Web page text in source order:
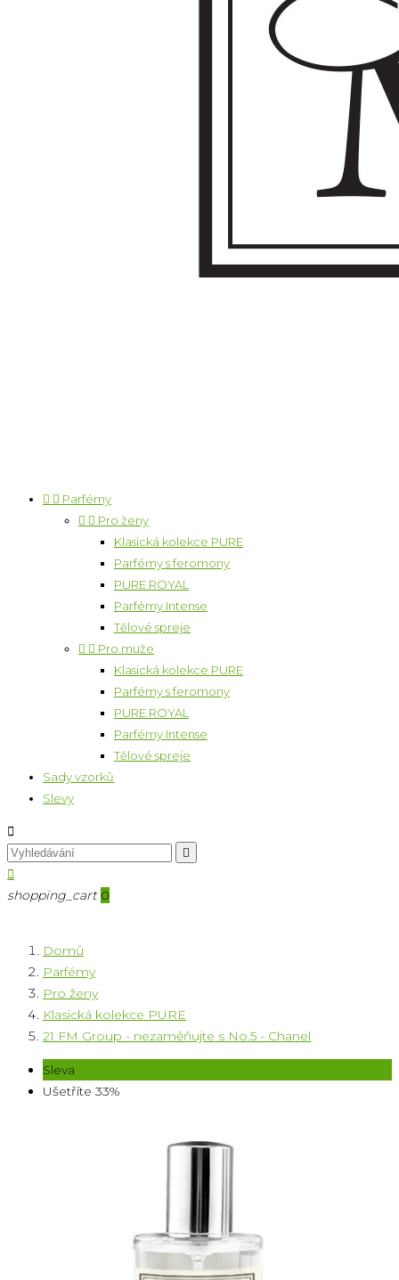
  Parfémy
  Pro ženy
Klasická kolekce PURE
Parfémy s feromony
PURE ROYAL
Parfémy Intense
Tělové spreje
  Pro muže
Klasická kolekce PURE
Parfémy s feromony
PURE ROYAL
Parfémy Intense
Tělové spreje
Sady vzorků
Slevy



shopping_cart 0
Domů
Parfémy
Pro ženy
Klasická kolekce PURE
21 FM Group - nezaměňujte s No.5 - Chanel
Sleva
Ušetříte 33%